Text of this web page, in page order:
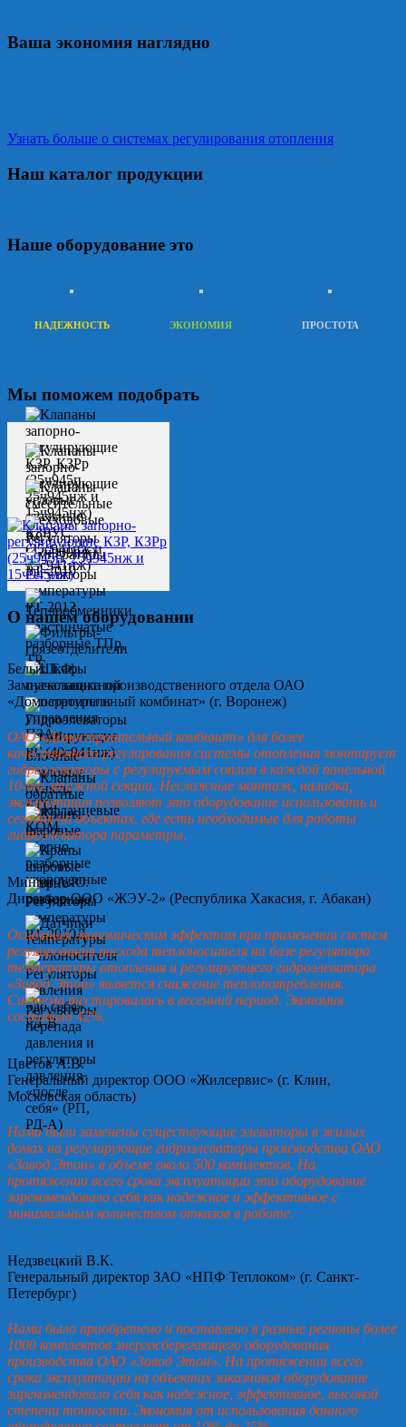
Ваша экономия наглядно
Узнать больше о системах регулирования отопления
Наш каталог продукции
Наше оборудование это
НАДЕЖНОСТЬ ЭКОНОМИЯ ПРОСТОТА
Мы поможем подобрать
О нашем оборудовании
Белых Т.Ф.
Замначальника производственного отдела ОАО
«Домостроительный комбинат» (г. Воронеж)
ОАО «Домостроительный комбинат» для более
качественного регулирования системы отопления монтирует
гидроэлеваторы с регулируемым соплом в каждой панельной
10-ти этажной секции. Несложные монтаж, наладка,
эксплуатация позволяют это оборудование использовать и
сегодня на объектах, где есть необходимые для работы
гидроэлеватора параметры.
Минин А.Ю.
Директор ООО «ЖЭУ-2» (Республика Хакасия, г. Абакан)
Основным экономическим эффектом при применении систем
регулирования расхода теплоносителя на базе регулятора
температуры отопления и регулирующего гидроэлеватора
«Завод Этон» является снижение теплопотребления.
Система тестировалась в весенний период. Экономия
составила 42%.
Цветов А.В.
Генеральный директор ООО «Жилсервис» (г. Клин,
Московская область)
Нами были заменены существующие элеваторы в жилых
домах на регулирующие гидроэлеваторы производства ОАО
«Завод Этон» в объеме около 500 комплектов. На
протяжении всего срока эксплуатации это оборудование
зарекомендовало себя как надежное и эффективное с
минимальным количеством отказов в работе.
Недзвецкий В.К.
Генеральный директор ЗАО «НПФ Теплоком» (г. Санкт-
Петербург)
Нами было приобретено и поставлено в разные регионы более
1000 комплектов энергосберегающего оборудования
производства ОАО «Завод Этон». На протяжении всего
срока эксплуатации на объектах заказчиков оборудование
зарекомендовало себя как надежное, эффективное, высокой
степени точности. Экономия от использования данного